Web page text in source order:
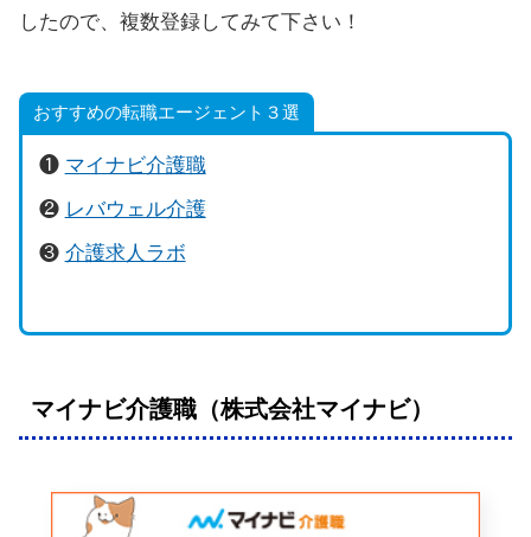
したので、複数登録してみて下さい！
おすすめの転職エージェント３選
❶ マイナビ介護職
❷ レバウェル介護
❸ 介護求人ラボ
マイナビ介護職（株式会社マイナビ）